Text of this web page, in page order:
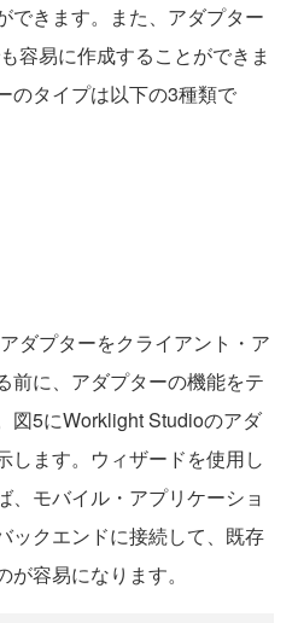
できます。また、アダプター
容易に作成することができま
のタイプは以下の3種類で
ダプターをクライアント・ア
前に、アダプターの機能をテ
図5にWorklight Studioのアダ
します。ウィザードを使用し
、モバイル・アプリケーショ
ックエンドに接続して、既存
容易になります。